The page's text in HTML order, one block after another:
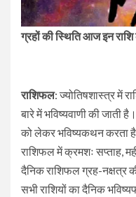
ग्रहों की स्थिति आज इन
राशिफल: ज्योतिषशास्त्र में
बारे में भविष्यवाणी की जाती
को लेकर भविष्यकथन करता
राशिफल में क्रमशः सप्ताह,
दैनिक राशिफल ग्रह-नक्षत्र
सभी राशियों का दैनिक